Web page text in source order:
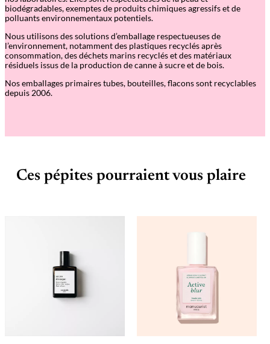
biodégradables, exemptes de produits chimiques agressifs et de
polluants environnementaux potentiels.
Nous utilisons des solutions d’emballage respectueuses de
l’environnement, notamment des plastiques recyclés après
consommation, des déchets marins recyclés et des matériaux
résiduels issus de la production de canne à sucre et de bois.
Nos emballages primaires tubes, bouteilles, flacons sont recyclables
depuis 2006.
Ces pépites pourraient vous plaire